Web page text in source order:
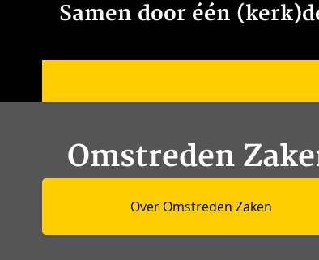
Samen door één
Omstreden
Over Omstreden Zaken